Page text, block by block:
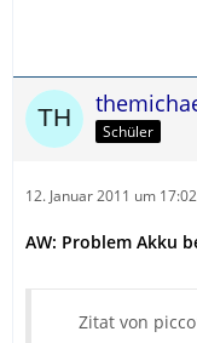
Schüler
12. Januar 2011 um 17:02
AW: Problem Akku
Zitat von